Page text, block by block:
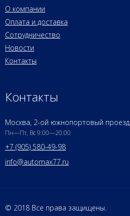
О компании
Оплата и доставка
Сотрудничество
Новости
Контакты
Контакты
Москва, 2-ой южнопортовый
Пн—Пт, Вс 9:00—20:00
+7 (905) 580-49-98
info@automax77.ru
© 2018 Все права защищены.